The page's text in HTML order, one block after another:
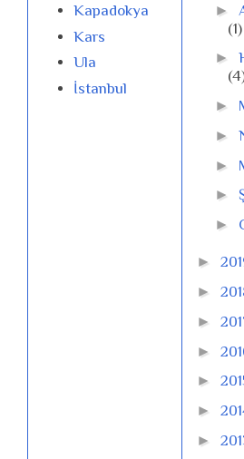
Kapadokya
Kars
Ula
İstanbul
►
(1)
►
►
►
►
►
►
►
►
►
►
►
►
►